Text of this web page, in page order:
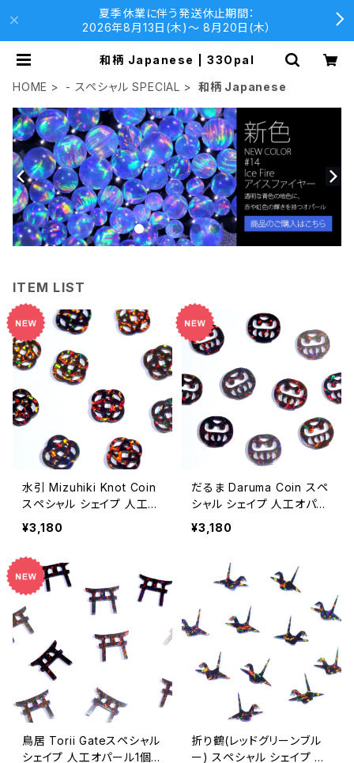
夏季休業に伴う発送休止期間：
2026年8月13日(木)〜 8月20日(木）
和柄 Japanese | 33Opal
HOME
- スペシャル SPECIAL 和柄 Japanese
ITEM LIST
水引 Mizuhiki Knot Coin
スペシャル シェイプ 人工オ
パール1個 - 耐熱ガラス /
ボロシリケイトガラス（COE
33）専用
¥3,180
だるま Daruma Coin スペ
シャル シェイプ 人工オパー
ル1個 - 耐熱ガラス / ボロ
シリケイトガラス（COE33）
¥3,180
鳥居 Torii Gateスペシャル
シェイプ 人工オパール1個 -
折り鶴(レッドグリーンブル
ー) スペシャル シェイプ 人